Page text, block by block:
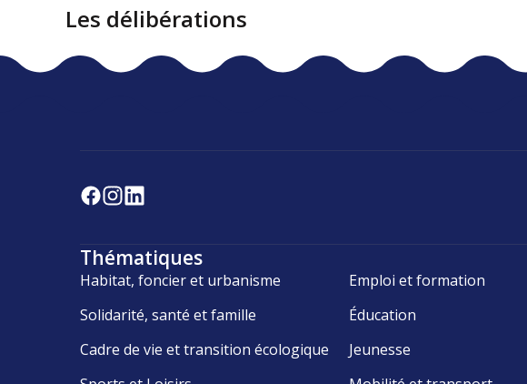
Les délibérations
Thématiques
Habitat, foncier et urbanisme Emploi et formation
Solidarité, santé et famille
Éducation
Cadre de vie et transition écologique
Jeunesse